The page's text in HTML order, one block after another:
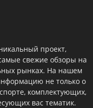
проект,
свежие обзоры на
рынках. На нашем
не только о
комплектующих,
вас тематик.